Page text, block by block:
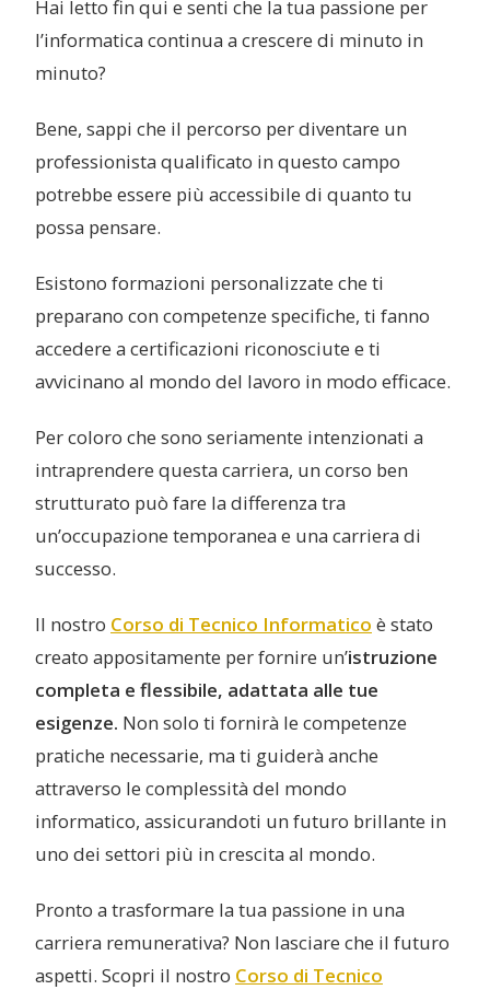
Hai letto fin qui e senti che la tua passione per
l’informatica continua a crescere di minuto in
minuto?
Bene, sappi che il percorso per diventare un
professionista qualificato in questo campo
potrebbe essere più accessibile di quanto tu
possa pensare.
Esistono formazioni personalizzate che ti
preparano con competenze specifiche, ti fanno
accedere a certificazioni riconosciute e ti
avvicinano al mondo del lavoro in modo efficace.
Per coloro che sono seriamente intenzionati a
intraprendere questa carriera, un corso ben
strutturato può fare la differenza tra
un’occupazione temporanea e una carriera di
successo.
Il nostro Corso di Tecnico Informatico è stato
creato appositamente per fornire un’istruzione
completa e flessibile, adattata alle tue
esigenze. Non solo ti fornirà le competenze
pratiche necessarie, ma ti guiderà anche
attraverso le complessità del mondo
informatico, assicurandoti un futuro brillante in
uno dei settori più in crescita al mondo.
Pronto a trasformare la tua passione in una
carriera remunerativa? Non lasciare che il futuro
aspetti. Scopri il nostro Corso di Tecnico